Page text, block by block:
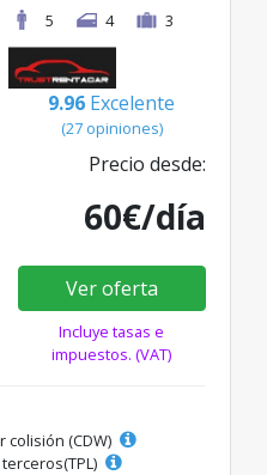
5
4 3
9.96 Excelente
(27 opiniones)
Precio desde:
60€/día
Ver oferta
Incluye tasas e
impuestos. (VAT)
colisión (CDW)